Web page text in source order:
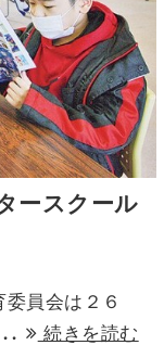
30 31
ースクール
員会は２６
続きを読む